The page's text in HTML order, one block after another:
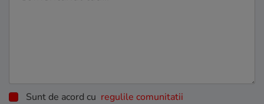
Sunt de acord cu regulile comunitatii